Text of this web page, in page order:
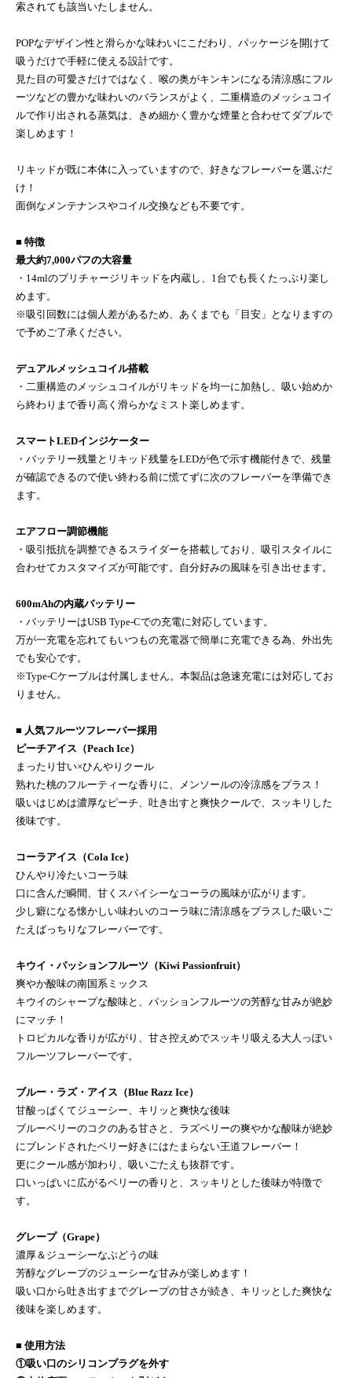
索されても該当いたしません。
POPなデザイン性と滑らかな味わいにこだわり、パッケージを開けて
吸うだけで手軽に使える設計です。
見た目の可愛さだけではなく、喉の奥がキンキンになる清涼感にフル
ーツなどの豊かな味わいのバランスがよく、二重構造のメッシュコイ
ルで作り出される蒸気は、きめ細かく豊かな煙量と合わせてダブルで
楽しめます！
リキッドが既に本体に入っていますので、好きなフレーバーを選ぶだ
け！
面倒なメンテナンスやコイル交換なども不要です。
■ 特徴
最大約7,000パフの大容量
・14mlのプリチャージリキッドを内蔵し、1台でも長くたっぷり楽し
めます。
※吸引回数には個人差があるため、あくまでも「目安」となりますの
で予めご了承ください。
デュアルメッシュコイル搭載
・二重構造のメッシュコイルがリキッドを均一に加熱し、吸い始めか
ら終わりまで香り高く滑らかなミスト楽しめます。
スマートLEDインジケーター
・バッテリー残量とリキッド残量をLEDが色で示す機能付きで、残量
が確認できるので使い終わる前に慌てずに次のフレーバーを準備でき
ます。
エアフロー調節機能
・吸引抵抗を調整できるスライダーを搭載しており、吸引スタイルに
合わせてカスタマイズが可能です。自分好みの風味を引き出せます。
600mAhの内蔵バッテリー
・バッテリーはUSB Type-Cでの充電に対応しています。
万が一充電を忘れてもいつもの充電器で簡単に充電できる為、外出先
でも安心です。
※Type-Cケーブルは付属しません。本製品は急速充電には対応してお
りません。
■ 人気フルーツフレーバー採用
ピーチアイス（Peach Ice）
まったり甘い×ひんやりクール
熟れた桃のフルーティーな香りに、メンソールの冷涼感をプラス！
吸いはじめは濃厚なピーチ、吐き出すと爽快クールで、スッキリした
後味です。
コーラアイス（Cola Ice）
ひんやり冷たいコーラ味
口に含んだ瞬間、甘くスパイシーなコーラの風味が広がります。
少し癖になる懐かしい味わいのコーラ味に清涼感をプラスした吸いご
たえばっちりなフレーバーです。
キウイ・パッションフルーツ（Kiwi Passionfruit）
爽やか酸味の南国系ミックス
キウイのシャープな酸味と、パッションフルーツの芳醇な甘みが絶妙
にマッチ！
トロピカルな香りが広がり、甘さ控えめでスッキリ吸える大人っぽい
フルーツフレーバーです。
ブルー・ラズ・アイス（Blue Razz Ice）
甘酸っぱくてジューシー、キリッと爽快な後味
ブルーベリーのコクのある甘さと、ラズベリーの爽やかな酸味が絶妙
にブレンドされたベリー好きにはたまらない王道フレーバー！
更にクール感が加わり、吸いごたえも抜群です。
口いっぱいに広がるベリーの香りと、スッキリとした後味が特徴で
す。
グレープ（Grape）
濃厚＆ジューシーなぶどうの味
芳醇なグレープのジューシーな甘みが楽しめます！
吸い口から吐き出すまでグレープの甘さが続き、キリッとした爽快な
後味を楽しめます。
■ 使用方法
①吸い口のシリコンプラグを外す